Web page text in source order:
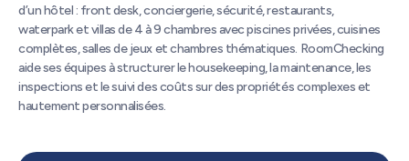
d’un hôtel : front desk, conciergerie, sécurité, restaurants,
waterpark et villas de 4 à 9 chambres avec piscines privées, cuisines
complètes, salles de jeux et chambres thématiques. RoomChecking
aide ses équipes à structurer le housekeeping, la maintenance, les
inspections et le suivi des coûts sur des propriétés complexes et
hautement personnalisées.